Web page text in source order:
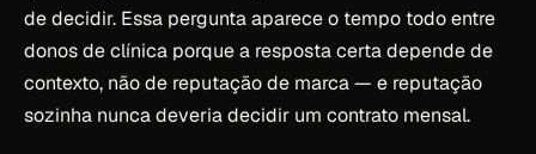
de decidir. Essa pergunta aparece o tempo todo entre
donos de clínica porque a resposta certa depende de
contexto, não de reputação de marca — e reputação
sozinha nunca deveria decidir um contrato mensal.